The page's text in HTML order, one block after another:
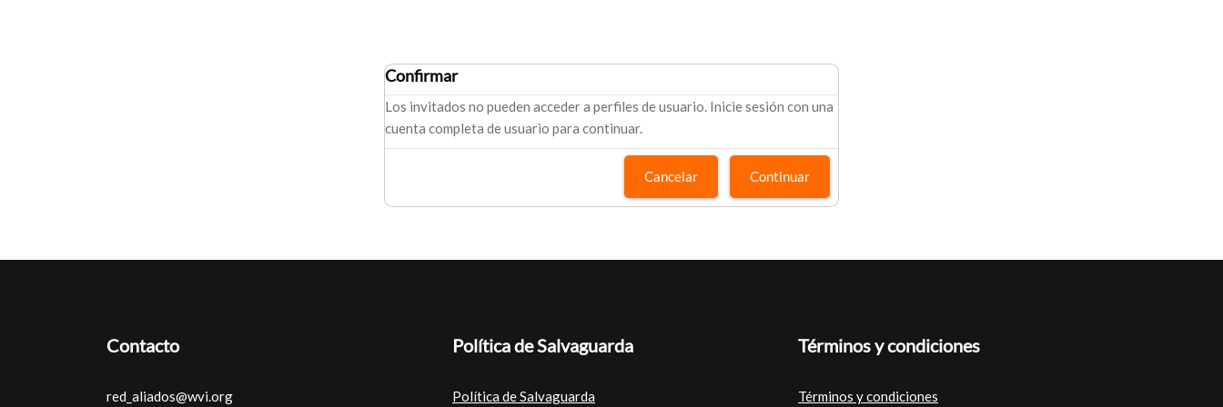
Confirmar
Los invitados no pueden acceder a perfiles de usuario. Inicie sesión con una
cuenta completa de usuario para continuar.
Cancelar Continuar
Contacto
red_aliados@wvi.org
Política de Salvaguarda
Política de Salvaguarda
Términos y condiciones
Términos y condiciones